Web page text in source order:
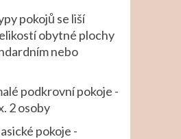
pokojů se liší
obytné plochy
nebo
podkrovní pokoje -
2 osoby
pokoje -